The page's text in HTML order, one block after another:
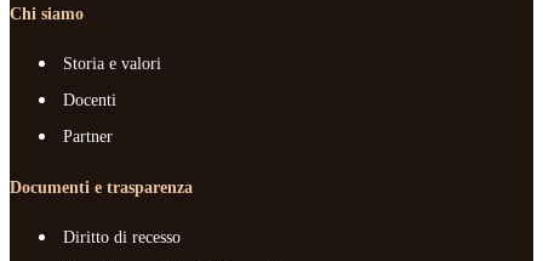
Chi siamo
Storia e valori
Docenti
Partner
Documenti e trasparenza
Diritto di recesso